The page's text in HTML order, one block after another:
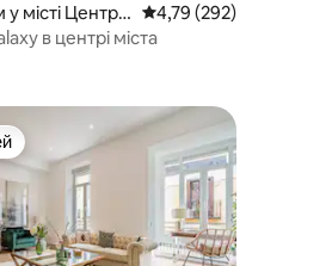
143
місті Центр
Середня оцінка: 4,79
4,79 (292)
в центрі міста